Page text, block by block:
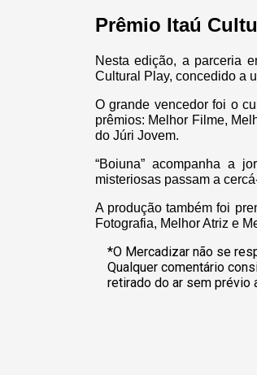
Prêmio Itaú
Nesta edição, a parceria
Cultural Play, concedido a
O grande vencedor foi o
prêmios: Melhor Filme,
do Júri Jovem.
“Boiuna” acompanha a
misteriosas passam a
A produção também foi
Fotografia, Melhor Atriz e
*O Mercadizar não se
Qualquer comentário
retirado do ar sem prévio